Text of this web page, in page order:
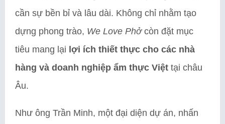
cần sự bền bỉ và lâu dài. Không chỉ nhằm tạo
dựng phong trào, We Love Phởcòn đặt mục
tiêu mang lại lợi ích thiết thực cho các nhà
hàng và doanh nghiệp ẩm thực Việt tại châu
Âu.
Như ông Trần Minh, một đại diện dự án, nhấn